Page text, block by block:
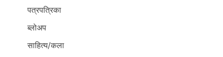
पत्रपत्रिका
ब्लोअप
साहित्य/कला